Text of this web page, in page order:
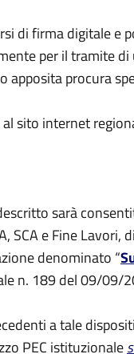
di firma digitale e
per il tramite
apposita procura
sito internet
sarà
SCA e Fine Lavori,
denominato “
n. 189 del 09/09/
a tale
PEC istituzionale